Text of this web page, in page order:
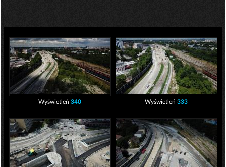
Wyświetleń 340 Wyświetleń 333